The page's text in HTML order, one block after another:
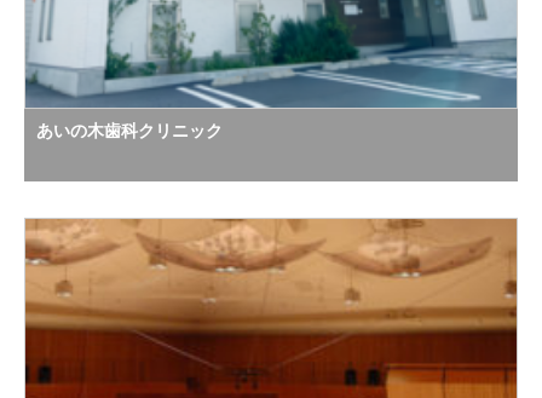
あいの木歯科クリニック